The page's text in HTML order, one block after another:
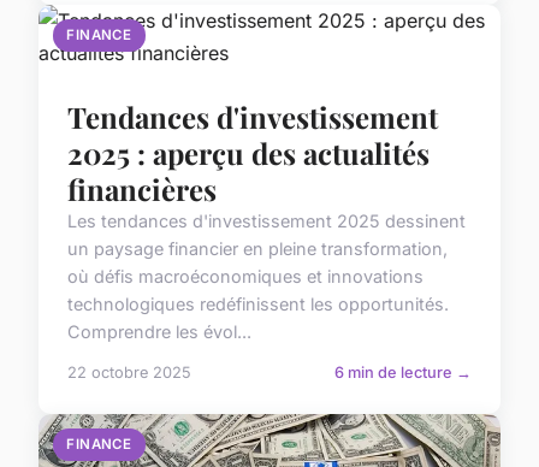
FINANCE
Tendances d'investissement
2025 : aperçu des actualités
financières
Les tendances d'investissement 2025 dessinent
un paysage financier en pleine transformation,
où défis macroéconomiques et innovations
technologiques redéfinissent les opportunités.
Comprendre les évol...
22 octobre 2025 6 min de lecture →
FINANCE